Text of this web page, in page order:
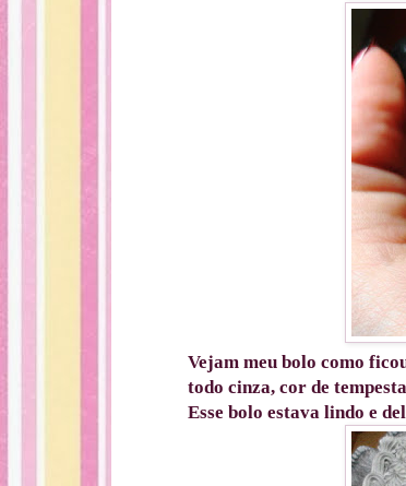
Vejam meu bolo como
todo cinza, cor de
Esse bolo estava lindo e